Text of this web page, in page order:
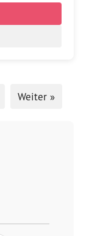
Weiter »